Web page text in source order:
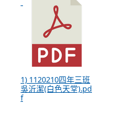
1) 1120210四年三班
吳沂潔(白色天堂).pd
f